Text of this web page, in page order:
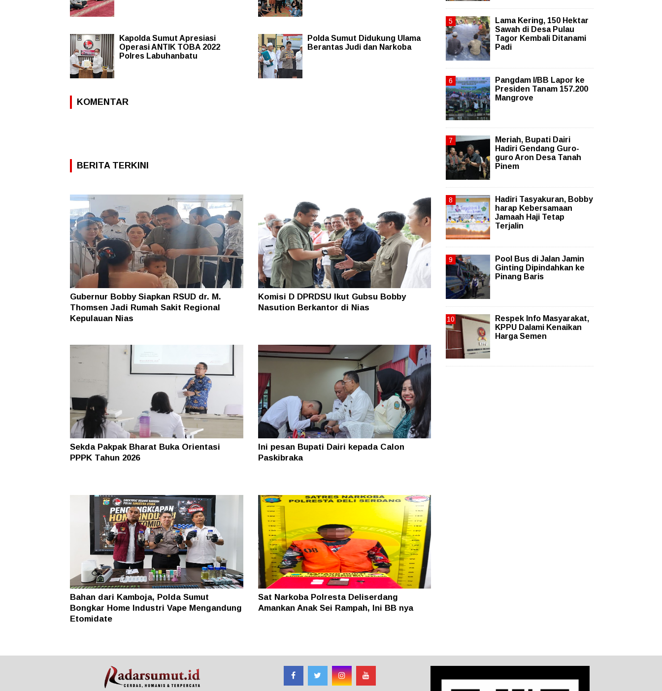
Kapolda Sumut Apresiasi
Operasi ANTIK TOBA 2022
Polres Labuhanbatu
Polda Sumut Didukung Ulama
Berantas Judi dan Narkoba
KOMENTAR
BERITA TERKINI
Gubernur Bobby Siapkan RSUD dr. M.
Thomsen Jadi Rumah Sakit Regional
Kepulauan Nias
Komisi D DPRDSU Ikut Gubsu Bobby
Nasution Berkantor di Nias
Sekda Pakpak Bharat Buka Orientasi
PPPK Tahun 2026
Ini pesan Bupati Dairi kepada Calon
Paskibraka
Bahan dari Kamboja, Polda Sumut
Bongkar Home Industri Vape Mengandung
Etomidate
Sat Narkoba Polresta Deliserdang
Amankan Anak Sei Rampah, Ini BB nya
Lama Kering, 150 Hektar
Sawah di Desa Pulau
Tagor Kembali Ditanami
Padi
Pangdam I/BB Lapor ke
Presiden Tanam 157.200
Mangrove
Meriah, Bupati Dairi
Hadiri Gendang Guro-
guro Aron Desa Tanah
Pinem
Hadiri Tasyakuran, Bobby
harap Kebersamaan
Jamaah Haji Tetap
Terjalin
Pool Bus di Jalan Jamin
Ginting Dipindahkan ke
Pinang Baris
Respek Info Masyarakat,
KPPU Dalami Kenaikan
Harga Semen